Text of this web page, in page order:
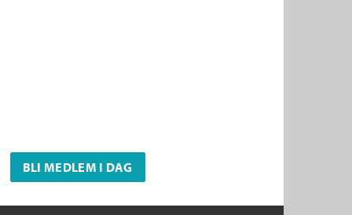
BLI MEDLEM I DAG